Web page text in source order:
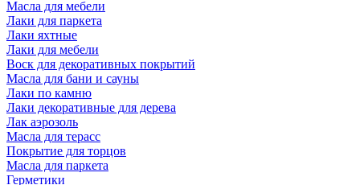
Масла для мебели
Лаки для паркета
Лаки яхтные
Лаки для мебели
Воск для декоративных покрытий
Масла для бани и сауны
Лаки по камню
Лаки декоративные для дерева
Лак аэрозоль
Масла для терасс
Покрытие для торцов
Масла для паркета
Герметики